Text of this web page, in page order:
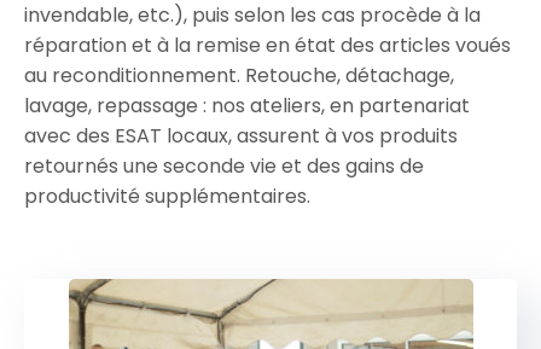
invendable, etc.), puis selon les cas procède à la
réparation et à la remise en état des articles voués
au reconditionnement. Retouche, détachage,
lavage, repassage : nos ateliers, en partenariat
avec des ESAT locaux, assurent à vos produits
retournés une seconde vie et des gains de
productivité supplémentaires.